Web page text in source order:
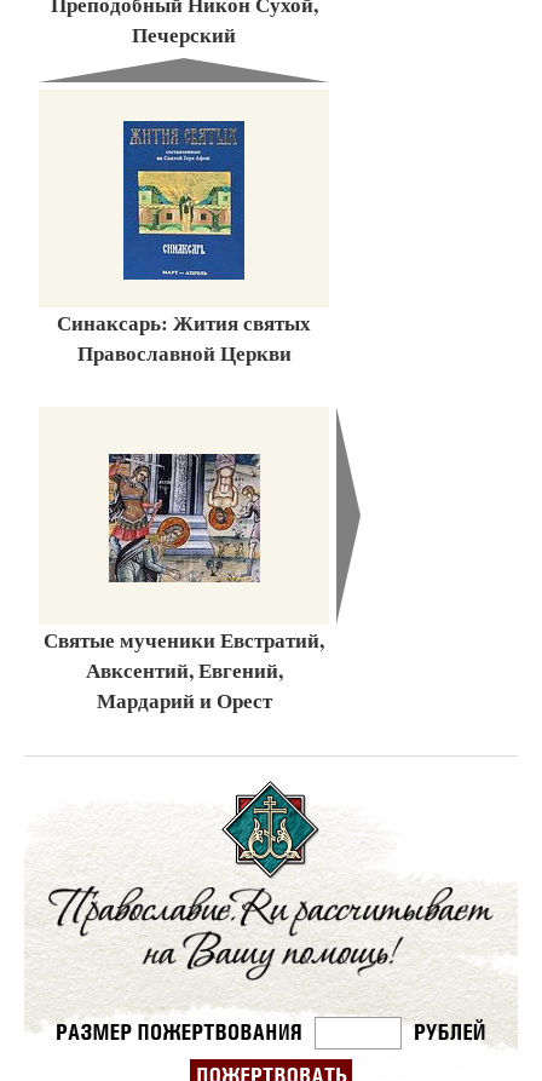
Печерский
Синаксарь: Жития святых
Православной Церкви
Святые мученики Евстратий,
Авксентий, Евгений,
Мардарий и Орест